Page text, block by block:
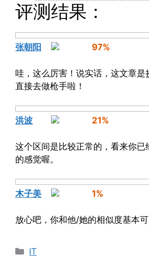
评测结果：
张朝阳 97%
哇，这么厉害！说实话，这文章是
直接去做枪手啦！
洪波 21%
这个区间是比较正常的，看来你已
的感觉喔。
木子美 1%
放心吧，你和他/她的相似度基本可
Categories
IT